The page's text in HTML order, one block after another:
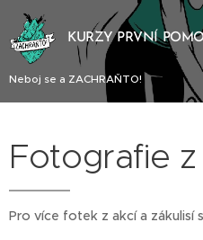
KURZY PRVNÍ
Neboj se a ZACHRAŇTO!
Fotografie
Pro více fotek z akcí a zákulisí